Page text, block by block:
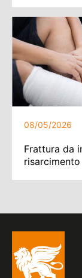
08/05/2026
Frattura da
risarcimento